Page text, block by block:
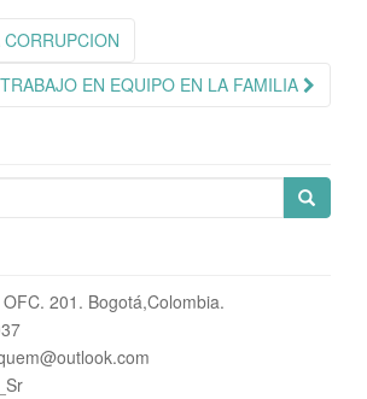
TRABAJO EN EQUIPO EN LA FAMILIA
201. Bogotá,Colombia.